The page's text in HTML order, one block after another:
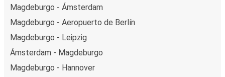
Magdeburgo - Ámsterdam
Magdeburgo - Aeropuerto de Berlín
Magdeburgo - Leipzig
Ámsterdam - Magdeburgo
Magdeburgo - Hannover